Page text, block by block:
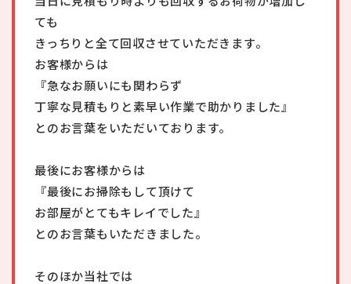
ても
きっちりと全て回収させていただきます。
お客様からは
『急なお願いにも関わらず
丁寧な見積もりと素早い作業で助かりました』
とのお言葉をいただいております。
最後にお客様からは
『最後にお掃除もして頂けて
お部屋がとてもキレイでした』
とのお言葉もいただきました。
そのほか当社では